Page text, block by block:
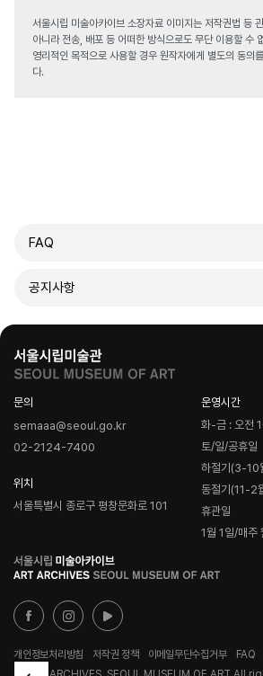
서울시립 미술아카이브 소장자료 이미지는 저작권법 등
아니라 전송, 배포 등 어떠한 방식으로도 무단 이용할 수
영리적인 목적으로 사용할 경우 원작자에게 별도의 동의
다.
FAQ
공지사항
문의
semaaa@seoul.go.kr
02-2124-7400
위치
서울특별시 종로구 평창문화로 101
운영시간
화-금 : 오전
토/일/공휴일
하절기(3-10
동절기(11-2
휴관일
1월 1일/매주
로
고
개인정보처리방침 저작권 정책 이메일무단수집거부 FAQ